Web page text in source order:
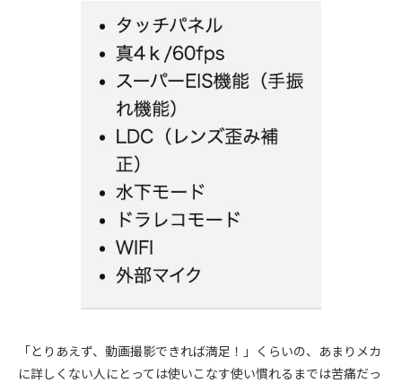
「とりあえず、動画撮影できれば満足！」くらいの、あまりメカ
に詳しくない人にとっては使いこなす使い慣れるまでは苦痛だっ